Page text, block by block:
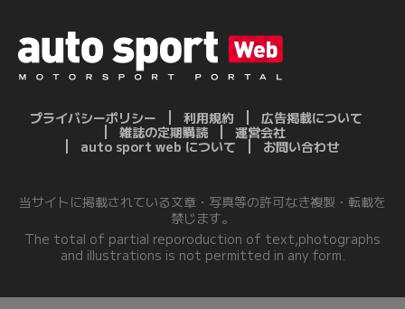
プライバシーポリシー 利用規約
広告掲載について
雑誌の定期購読
運営会社
auto sport web について
お問い合わせ
当サイトに掲載されている文章・写真等の許可なき複製・転載を
禁じます。
The total of partial reporoduction of text,photographs
and illustrations is not permitted in any form.